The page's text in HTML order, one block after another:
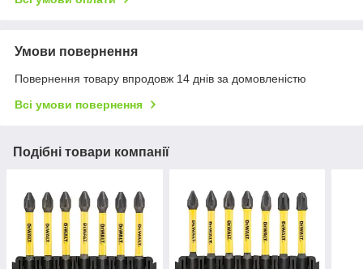
Умови повернення
Повернення товару впродовж 14 днів за домовленістю
Всі умови повернення
Подібні товари компанії